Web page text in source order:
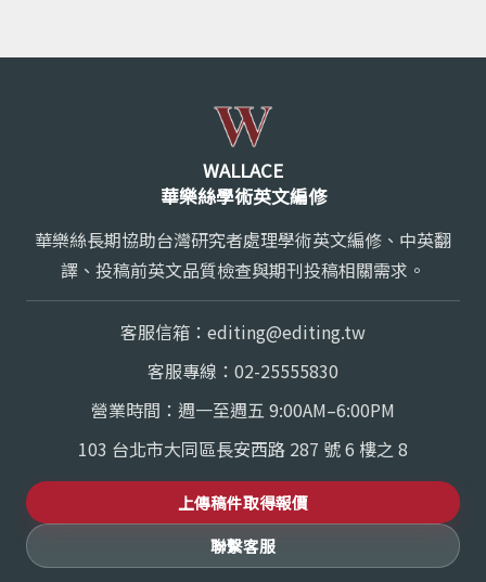
WALLACE
華樂絲學術英文編修
華樂絲長期協助台灣研究者處理學術英文編修、中英翻
譯、投稿前英文品質檢查與期刊投稿相關需求。
客服信箱： editing@editing.tw
客服專線： 02-25555830
營業時間：週一至週五 9:00AM–6:00PM
103 台北市大同區長安西路 287 號 6 樓之 8
上傳稿件取得報價
聯繫客服